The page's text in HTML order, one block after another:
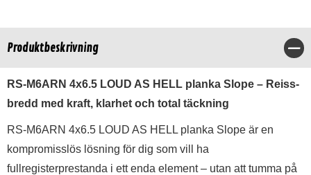
Produktbeskrivning
RS-M6ARN 4x6.5 LOUD AS HELL planka Slope – Reiss-
bredd med kraft, klarhet och total täckning
RS-M6ARN 4x6.5 LOUD AS HELL planka Slope är en
kompromisslös lösning för dig som vill ha
fullregisterprestanda i ett enda element – utan att tumma på